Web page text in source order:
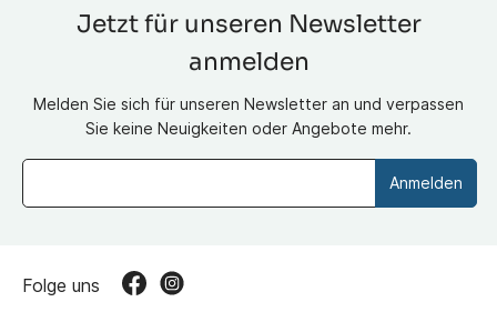
Jetzt für unseren Newsletter
anmelden
Melden Sie sich für unseren Newsletter an und verpassen
Sie keine Neuigkeiten oder Angebote mehr.
Anmelden
Folge uns